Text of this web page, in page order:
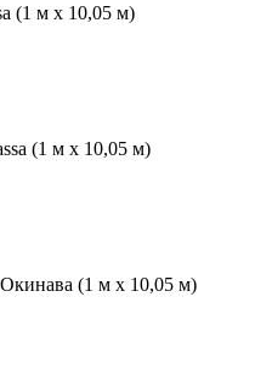
(1 м х 10,05 м)
(1 м х 10,05 м)
(1 м х 10,05 м)